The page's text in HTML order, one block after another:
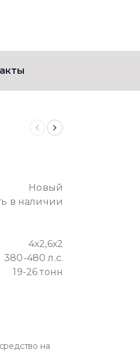
Новый
в наличии
4х2,6х2
380-480 л.с.
19-26 тонн
на